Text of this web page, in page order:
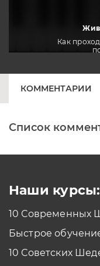
Как
Как
КОММЕНТАРИИ
Список
Наши курсы:
10 Современных
Быстрое
10 Советских